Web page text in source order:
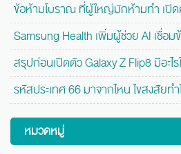
ข้อห้ามโบราณ ที่ผู้ใหญ่มักห้ามทำ เปิด
Samsung Health เพิ่มผู้ช่วย AI เชื่อ
สรุปก่อนเปิดตัว Galaxy Z Flip8 มีอะไร
รหัสประเทศ 66 มาจากไหน ไขสงสัยทำ
หมวดหมู่